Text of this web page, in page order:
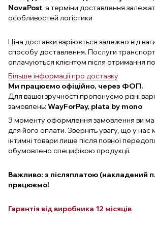
NovaPost, а терміни доставлення
особливостей логістики
Ціна доставки варіюється залежно від
способу доставлення. Послуги
оплачуються клієнтом після отримання
Більше інформації про доставку
Ми працюємо офіційно, через ФОП.
Для вашої зручності пропонуємо різні
замовлень: WayForPay, plata by mono
З моменту оформлення замовлення ви
для його оплати. Зверніть увагу, що у
інтимні товари лише після повної
обумовлено специфікою продукції.
Важливо: з післяплатою (накладений
працюємо!
Гарантія від виробника 12 місяців